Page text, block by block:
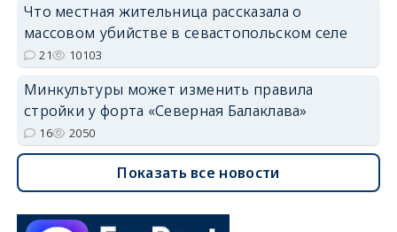
Что местная жительница рассказала о
массовом убийстве в севастопольском селе
21 10103
Минкультуры может изменить правила
стройки у форта «Северная Балаклава»
16 2050
Показать все новости